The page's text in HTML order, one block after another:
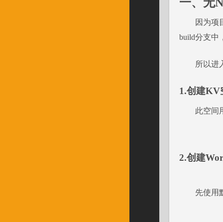
因为项
build分支中
所以进
1.创建KV
此空间
2.创建
先使用